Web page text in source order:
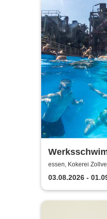
Badespaß
Zollverein
essen, Kokerei
03.08.2026 -